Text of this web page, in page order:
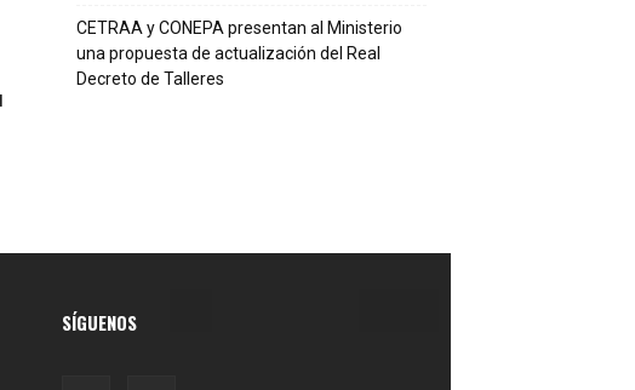
CETRAA y CONEPA presentan al Ministerio
una propuesta de actualización del Real
Decreto de Talleres
SÍGUENOS